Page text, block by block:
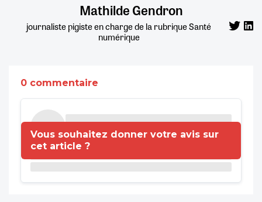
Mathilde Gendron
journaliste pigiste en charge de la rubrique Santé
numérique
0 commentaire
Vous souhaitez donner votre avis sur
cet article ?